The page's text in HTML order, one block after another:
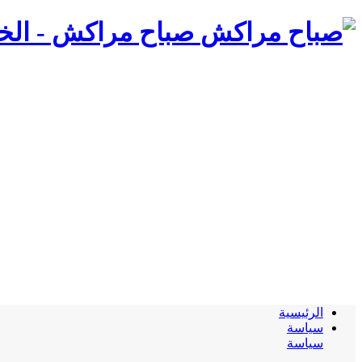
صباح مراكش -
الرئيسية
سياسة
سياسة